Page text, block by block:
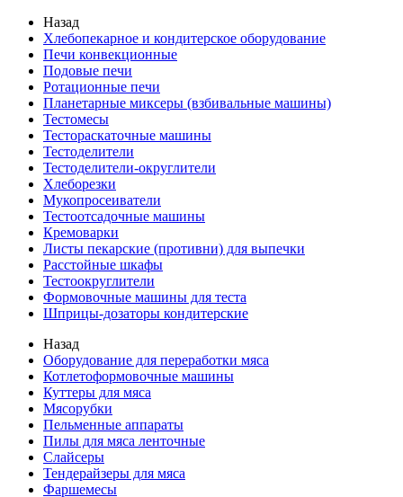
Назад
Хлебопекарное и кондитерское оборудование
Печи конвекционные
Подовые печи
Ротационные печи
Планетарные миксеры (взбивальные машины)
Тестомесы
Тестораскаточные машины
Тестоделители
Тестоделители-округлители
Хлеборезки
Мукопросеиватели
Тестоотсадочные машины
Кремоварки
Листы пекарские (противни) для выпечки
Расстойные шкафы
Тестоокруглители
Формовочные машины для теста
Шприцы-дозаторы кондитерские
Назад
Оборудование для переработки мяса
Котлетоформовочные машины
Куттеры для мяса
Мясорубки
Пельменные аппараты
Пилы для мяса ленточные
Слайсеры
Тендерайзеры для мяса
Фаршемесы